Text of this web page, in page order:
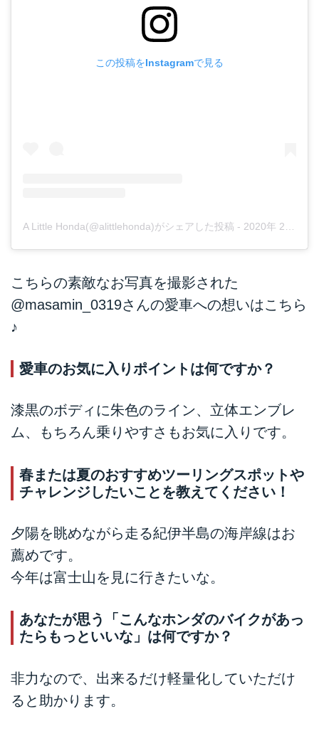
この投稿をInstagramで見る
A Little Honda(@alittlehonda)がシェアした投稿 - 2020年 2月月5日午前1時09分PST
こちらの素敵なお写真を撮影された
@masamin_0319さんの愛車への想いはこちら
♪
愛車のお気に入りポイントは何ですか？
漆黒のボディに朱色のライン、立体エンブレ
ム、もちろん乗りやすさもお気に入りです。
春または夏のおすすめツーリングスポットや
チャレンジしたいことを教えてください！
夕陽を眺めながら走る紀伊半島の海岸線はお
薦めです。
今年は富士山を見に行きたいな。
あなたが思う「こんなホンダのバイクがあっ
たらもっといいな」は何ですか？
非力なので、出来るだけ軽量化していただけ
ると助かります。